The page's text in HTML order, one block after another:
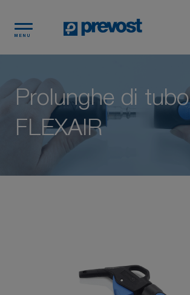
MENU
Prolunghe di tubo
FLEXAIR